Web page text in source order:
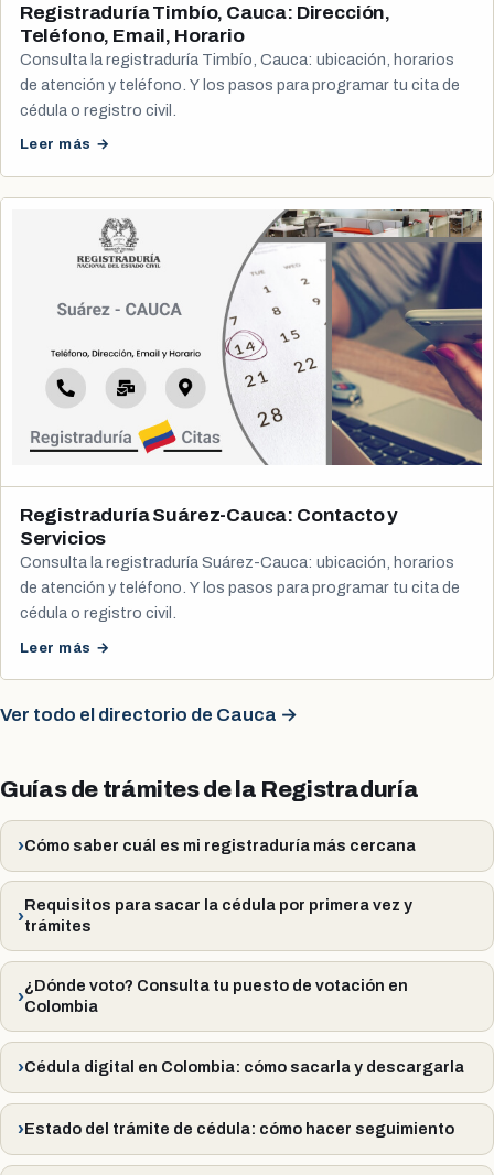
Registraduría Timbío, Cauca: Dirección,
Teléfono, Email, Horario
Consulta la registraduría Timbío, Cauca: ubicación, horarios
de atención y teléfono. Y los pasos para programar tu cita de
cédula o registro civil.
Leer más →
Registraduría Suárez-Cauca: Contacto y
Servicios
Consulta la registraduría Suárez-Cauca: ubicación, horarios
de atención y teléfono. Y los pasos para programar tu cita de
cédula o registro civil.
Leer más →
Ver todo el directorio de Cauca →
Guías de trámites de la Registraduría
Cómo saber cuál es mi registraduría más cercana
Requisitos para sacar la cédula por primera vez y
trámites
¿Dónde voto? Consulta tu puesto de votación en
Colombia
Cédula digital en Colombia: cómo sacarla y descargarla
Estado del trámite de cédula: cómo hacer seguimiento